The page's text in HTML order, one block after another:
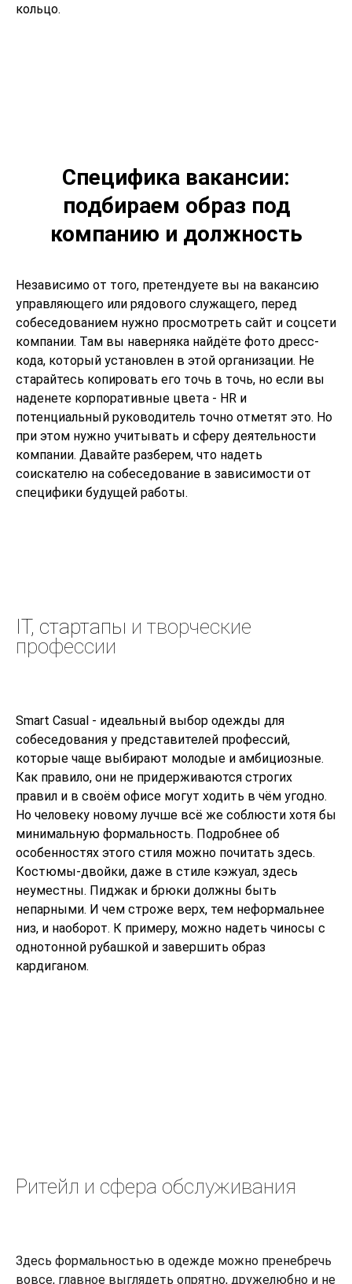
кольцо.
Специфика вакансии:
подбираем образ под
компанию и должность
Независимо от того, претендуете вы на вакансию
управляющего или рядового служащего, перед
собеседованием нужно просмотреть сайт и соцсети
компании. Там вы наверняка найдёте фото дресс-
кода, который установлен в этой организации. Не
старайтесь копировать его точь в точь, но если вы
наденете корпоративные цвета - HR и
потенциальный руководитель точно отметят это. Но
при этом нужно учитывать и сферу деятельности
компании. Давайте разберем, что надеть
соискателю на собеседование в зависимости от
специфики будущей работы.
IT, стартапы и творческие
профессии
Smart Casual - идеальный выбор одежды для
собеседования у представителей профессий,
которые чаще выбирают молодые и амбициозные.
Как правило, они не придерживаются строгих
правил и в своём офисе могут ходить в чём угодно.
Но человеку новому лучше всё же соблюсти хотя бы
минимальную формальность. Подробнее об
особенностях этого стиля можно почитать здесь.
Костюмы-двойки, даже в стиле кэжуал, здесь
неуместны. Пиджак и брюки должны быть
непарными. И чем строже верх, тем неформальнее
низ, и наоборот. К примеру, можно надеть чиносы с
однотонной рубашкой и завершить образ
кардиганом.
Ритейл и сфера обслуживания
Здесь формальностью в одежде можно пренебречь
вовсе, главное выглядеть опрятно, дружелюбно и не